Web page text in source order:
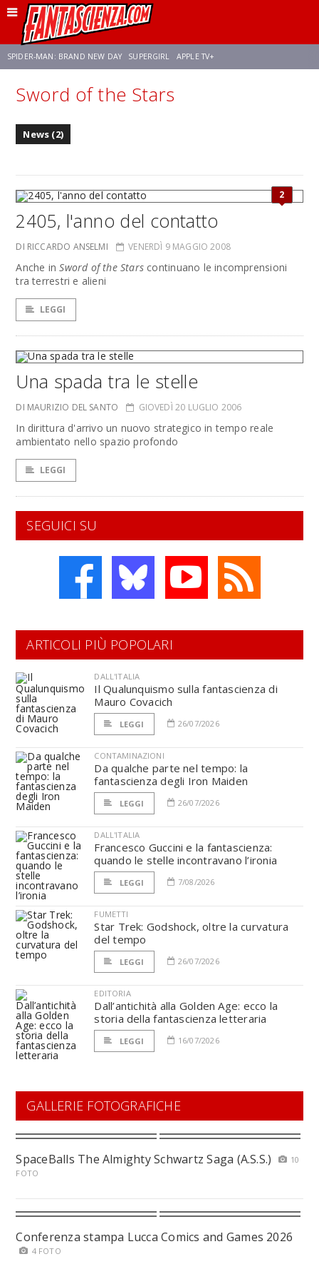
SPIDER-MAN: BRAND NEW DAY SUPERGIRL APPLE TV+
FRANCO RICCIARDIELLO ZENDAYA AVENGERS: DOOMSDAY
Sword of the Stars
News (2)
2
2405, l'anno del contatto
DI RICCARDO ANSELMI VENERDÌ 9 MAGGIO 2008
Anche inSword of the Stars continuano le incomprensioni
tra terrestri e alieni
LEGGI
Una spada tra le stelle
DI MAURIZIO DEL SANTO GIOVEDÌ 20 LUGLIO 2006
In dirittura d'arrivo un nuovo strategico in tempo reale
ambientato nello spazio profondo
LEGGI
SEGUICI SU
ARTICOLI PIÙ POPOLARI
DALL'ITALIA
Il Qualunquismo sulla fantascienza di
Mauro Covacich
LEGGI 26/07/2026
CONTAMINAZIONI
Da qualche parte nel tempo: la
fantascienza degli Iron Maiden
LEGGI 26/07/2026
DALL'ITALIA
Francesco Guccini e la fantascienza:
quando le stelle incontravano l’ironia
LEGGI 7/08/2026
FUMETTI
Star Trek: Godshock, oltre la curvatura
del tempo
LEGGI 26/07/2026
EDITORIA
Dall’antichità alla Golden Age: ecco la
storia della fantascienza letteraria
LEGGI 16/07/2026
GALLERIE FOTOGRAFICHE
SpaceBalls The Almighty Schwartz Saga (A.S.S.)
10
FOTO
Conferenza stampa Lucca Comics and Games 2026
4 FOTO